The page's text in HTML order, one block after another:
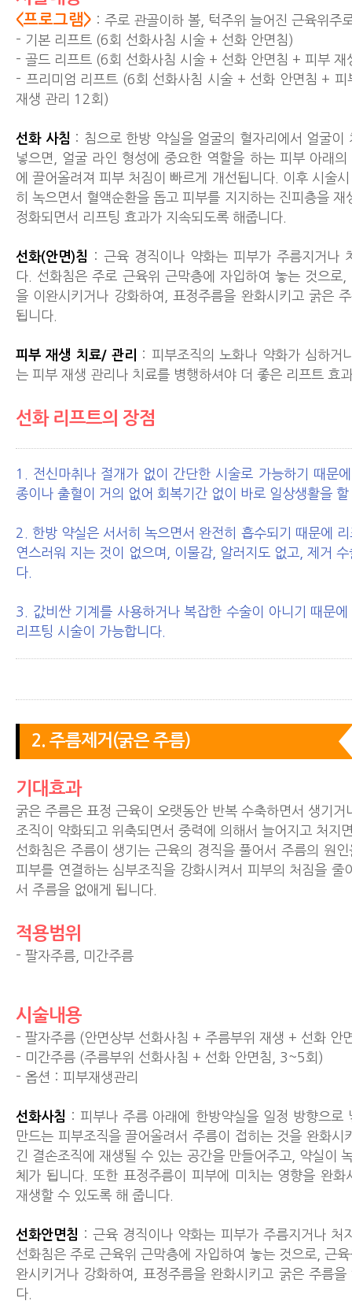
<프로그램> : 주로 관골이하 볼, 턱주위 늘어진 근육위주
- 기본 리프트 (6회 선화사침 시술 + 선화 안면침)
- 골드 리프트 (6회 선화사침 시술 + 선화 안면침 + 피부 재
- 프리미엄 리프트 (6회 선화사침 시술 + 선화 안면침 +
재생 관리 12회)
선화 사침 : 침으로 한방 약실을 얼굴의 혈자리에서 얼굴이
넣으면, 얼굴 라인 형성에 중요한 역할을 하는 피부 아래
에 끌어올려져 피부 처짐이 빠르게 개선됩니다. 이후 시술
히 녹으면서 혈액순환을 돕고 피부를 지지하는 진피층을 재
정화되면서 리프팅 효과가 지속되도록 해줍니다.
선화(안면)침
: 근육 경직이나 약화는 피부가 주름지거나
다. 선화침은 주로 근육위 근막층에 자입하여 놓는 것으로
을 이완시키거나 강화하여, 표정주름을 완화시키고 굵은
됩니다.
피부 재생 치료/ 관리
: 피부조직의 노화나 약화가 심하거
는 피부 재생 관리나 치료를 병행하셔야 더 좋은 리프트 효
선화 리프트의 장점
1. 전신마취나 절개가 없이 간단한 시술로 가능하기 때문
종이나 출혈이 거의 없어 회복기간 없이 바로 일상생활을
2. 한방 약실은 서서히 녹으면서 완전히 흡수되기 때문에
연스러워 지는 것이 없으며, 이물감, 알러지도 없고, 제거
다.
3. 값비싼 기계를 사용하거나 복잡한 수술이 아니기 때문
리프팅 시술이 가능합니다.
2. 주름제거(굵은 주름)
기대효과
굵은 주름은 표정 근육이 오랫동안 반복 수축하면서 생기거
조직이 약화되고 위축되면서 중력에 의해서 늘어지고 처지
선화침은 주름이 생기는 근육의 경직을 풀어서 주름의 원
피부를 연결하는 심부조직을 강화시켜서 피부의 처짐을 줄
서 주름을 없애게 됩니다.
적용범위
- 팔자주름, 미간주름
시술내용
- 팔자주름 (안면상부 선화사침 + 주름부위 재생 + 선화 안
- 미간주름 (주름부위 선화사침 + 선화 안면침, 3~5회)
- 옵션 : 피부재생관리
선화사침 : 피부나 주름 아래에 한방약실을 일정 방향으로
만드는 피부조직을 끌어올려서 주름이 접히는 것을 완화시
긴 결손조직에 재생될 수 있는 공간을 만들어주고, 약실이
체가 됩니다. 또한 표정주름이 피부에 미치는 영향을 완화
재생할 수 있도록 해 줍니다.
선화안면침 : 근육 경직이나 약화는 피부가 주름지거나 처
선화침은 주로 근육위 근막층에 자입하여 놓는 것으로, 근
완시키거나 강화하여, 표정주름을 완화시키고 굵은 주름
다.